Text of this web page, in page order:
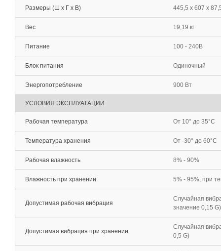
Размеры (Ш х Г х В) 445,5 х 607 х
Вес 19,19 кг
Питание 100 - 240В
Блок питания Одиночный
Энергопотребление 900 Вт
УСЛОВИЯ ЭКСПЛУАТАЦИИ
Рабочая температура От 10° до 35°C
Температура хранения От -30° до 60°C
Рабочая влажность 8% - 90%
Влажность при хранении 5% - 95%, при
Допустимая рабочая вибрация
Случайная
значение 0,15 G)
Допустимая вибрация при хранении
Случайная
0,5 G)